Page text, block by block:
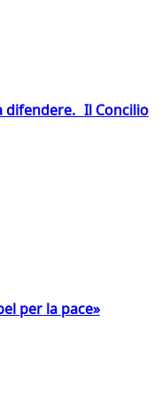
difendere. Il Concilio
per la pace»